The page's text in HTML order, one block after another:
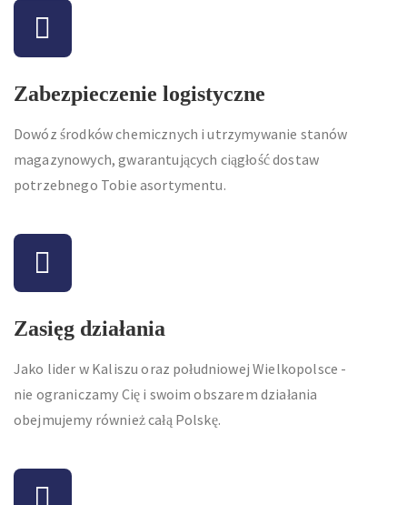
Zabezpieczenie logistyczne
Dowóz środków chemicznych i utrzymywanie stanów
magazynowych, gwarantujących ciągłość dostaw
potrzebnego Tobie asortymentu.
Zasięg działania
Jako lider w Kaliszu oraz południowej Wielkopolsce -
nie ograniczamy Cię i swoim obszarem działania
obejmujemy również całą Polskę.